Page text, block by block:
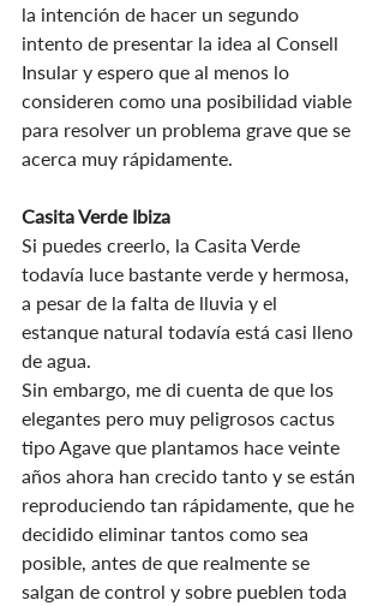
la intención de hacer un segundo
intento de presentar la idea al Consell
Insular y espero que al menos lo
consideren como una posibilidad viable
para resolver un problema grave que se
acerca muy rápidamente.
Casita Verde Ibiza
Si puedes creerlo, la Casita Verde
todavía luce bastante verde y hermosa,
a pesar de la falta de lluvia y el
estanque natural todavía está casi lleno
de agua.
Sin embargo, me di cuenta de que los
elegantes pero muy peligrosos cactus
tipo Agave que plantamos hace veinte
años ahora han crecido tanto y se están
reproduciendo tan rápidamente, que he
decidido eliminar tantos como sea
posible, antes de que realmente se
salgan de control y sobre pueblen toda